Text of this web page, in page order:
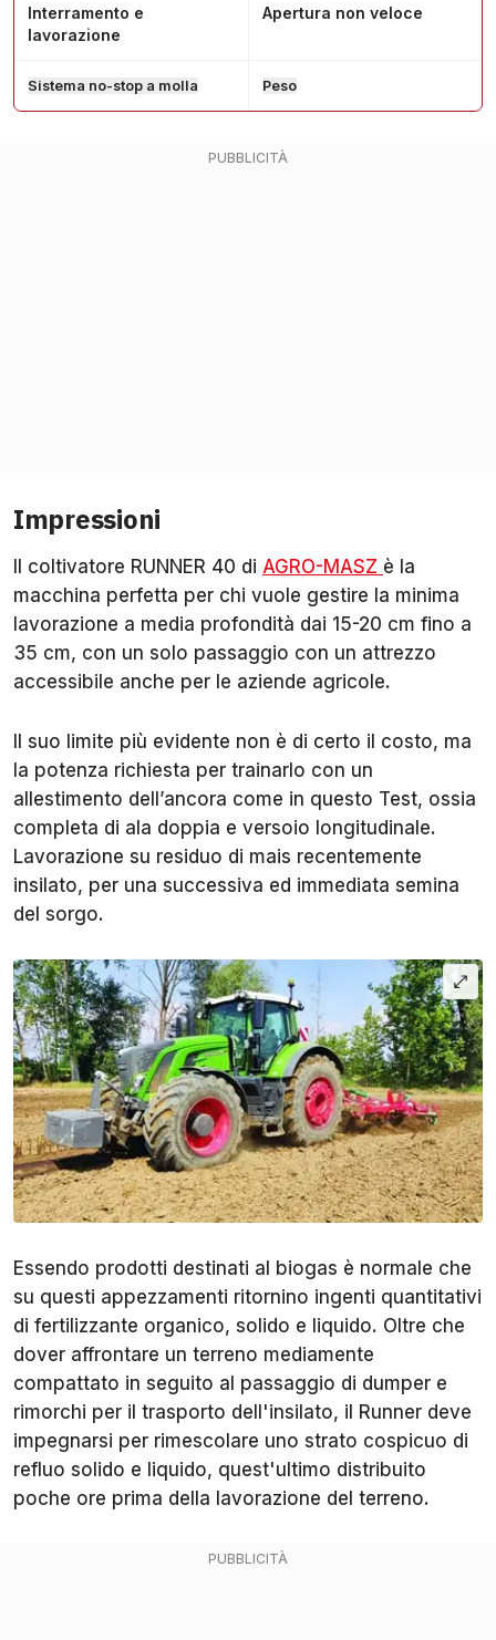
Interramento e
lavorazione
Apertura non veloce
Sistema no-stop a molla Peso
Impressioni
Il coltivatore RUNNER 40 di AGRO-MASZ è la
macchina perfetta per chi vuole gestire la minima
lavorazione a media profondità dai 15-20 cm fino a
35 cm, con un solo passaggio con un attrezzo
accessibile anche per le aziende agricole.
Il suo limite più evidente non è di certo il costo, ma
la potenza richiesta per trainarlo con un
allestimento dell’ancora come in questo Test, ossia
completa di ala doppia e versoio longitudinale.
Lavorazione su residuo di mais recentemente
insilato, per una successiva ed immediata semina
del sorgo.
Essendo prodotti destinati al biogas è normale che
su questi appezzamenti ritornino ingenti quantitativi
di fertilizzante organico, solido e liquido. Oltre che
dover affrontare un terreno mediamente
compattato in seguito al passaggio di dumper e
rimorchi per il trasporto dell'insilato, il Runner deve
impegnarsi per rimescolare uno strato cospicuo di
refluo solido e liquido, quest'ultimo distribuito
poche ore prima della lavorazione del terreno.